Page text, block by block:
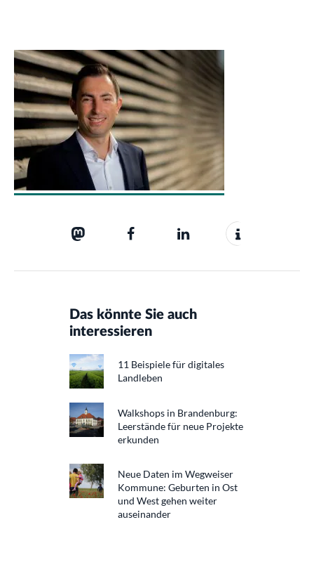
Das könnte Sie auch
interessieren
11 Beispiele für digitales
Landleben
Walkshops in Brandenburg:
Leerstände für neue Projekte
erkunden
Neue Daten im Wegweiser
Kommune: Geburten in Ost
und West gehen weiter
auseinander